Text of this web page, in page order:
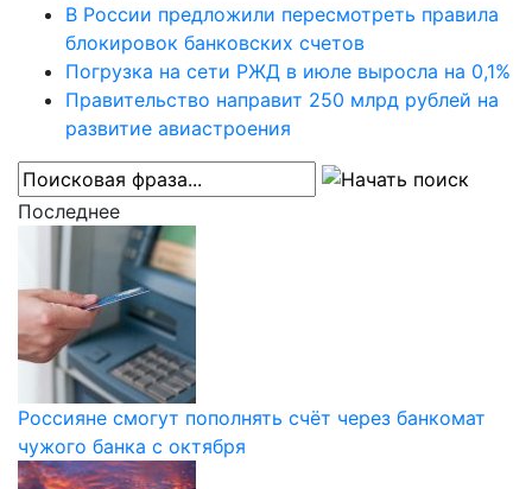
В России предложили пересмотреть правила
блокировок банковских счетов
Погрузка на сети РЖД в июле выросла на 0,1%
Правительство направит 250 млрд рублей на
развитие авиастроения
Последнее
Россияне смогут пополнять счёт через банкомат
чужого банка с октября